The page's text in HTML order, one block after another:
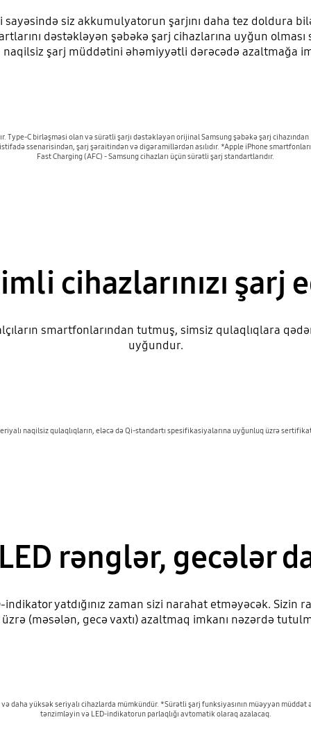
siz akkumulyatorun şarjını daha tez doldura
dəstəkləyən şəbəkə şarj cihazlarına uyğun
naqilsiz şarj müddətini əhəmiyyətli dərəcədə azaltmağa
Type-C birləşməsi olan və sürətli şarjı dəstəkləyən orijinal Samsung şəbəkə şarj
ssenarisindən, şarj şəraitindən və digər amillərdən asılıdır. *Apple iPhone
Fast Charging (AFC) - Samsung cihazları üçün sürətli şarj standartlarıdır.
cihazlarınızı şarj
smartfonlarından tutmuş, simsiz qulaqlıqlara
uyğundur.
naqilsiz qulaqlıqların, eləcə də Qi-standartı spesifikasiyalarına uyğunluq üzrə
rənglər, gecələr
yatdığınız zaman sizi narahat etməyəcək. Sizin
(məsələn, gecə vaxtı) azaltmaq imkanı nəzərdə
daha yüksək seriyalı cihazlarda mümkündür. *Sürətli şarj funksiyasının müəyyən
tənzimləyin və LED-indikatorun parlaqlığı avtomatik olaraq azalacaq.